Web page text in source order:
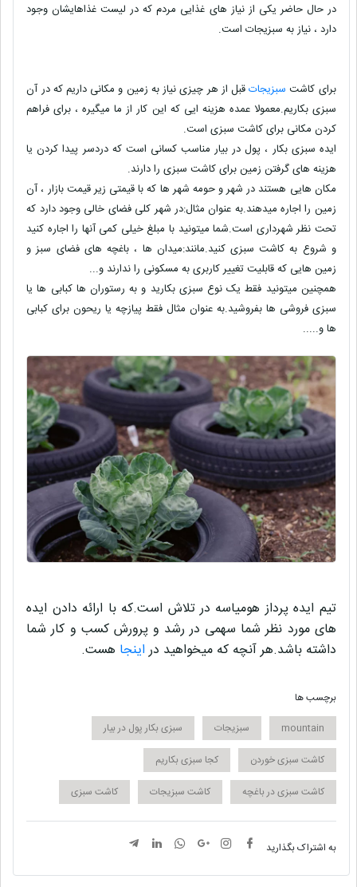
در حال حاضر یکی از نیاز های غذایی مردم که در لیست غذاهایشان وجود
دارد ، نیاز به سبزیجات است.
برای کاشت سبزیجاتقبل از هر چیزی نیاز به زمین و مکانی داریم که در آن
سبزی بکاریم.معمولا عمده هزینه ایی که این کار از ما میگیره ، برای فراهم
کردن مکانی برای کاشت سبزی است.
ایده سبزی بکار ، پول در بیار مناسب کسانی است که دردسر پیدا کردن یا
هزینه های گرفتن زمین برای کاشت سبزی را دارند.
مکان هایی هستند در شهر و حومه شهر ها که با قیمتی زیر قیمت بازار ، آن
زمین را اجاره میدهند.به عنوان مثال:در شهر کلی فضای خالی وجود دارد که
تحت نظر شهرداری است.شما میتونید با مبلغ خیلی کمی آنها را اجاره کنید
و شروع به کاشت سبزی کنید.مانند:میدان ها ، باغچه های فضای سبز و
زمین هایی که قابلیت تغییر کاربری به مسکونی را ندارند و...
همچنین میتونید فقط یک نوع سبزی بکارید و به رستوران ها کبابی ها یا
سبزی فروشی ها بفروشید.به عنوان مثال فقط پیازچه یا ریحون برای کبابی
ها و.....
تیم ایده پرداز هومیاسه در تلاش است.که با ارائه دادن ایده
های مورد نظر شما سهمی در رشد و پرورش کسب و کارشما
داشته باشد.هر آنچه که میخواهید دراینجا هست.
برچسب ها
mountain
سبزیجات
سبزی بکار پول در بیار
کاشت سبزی خوردن
کجا سبزی بکاریم
کاشت سبزی در باغچه
کاشت سبزیجات کاشت سبزی
به اشتراک بگذارید